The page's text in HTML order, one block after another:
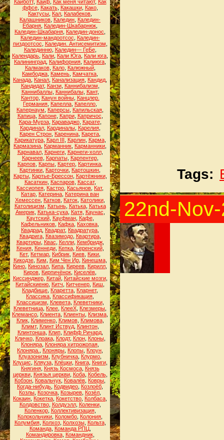
Кайботт, Кайф, Как меня читают, Как
ффсе, Какать, Какашки, Како,
Кактусы Кал Калабеков
Калашников Каледин Каледин-
Ебарня Каледин-Шкабарнюк
Каледин-Шкабарня Каледин-донос
Каледин-мандоотсос
Каледин-
пиздоотсос
Каледин. Антисемитизм
Калединню, Каледин— ГеБе,
Календарь Кали Кали Юга Кали юга
Калининград Калифорния Калиюга
Калмаков, Кало, Калюжный,
Камбоджа Камень Камчатка
Канада Канал Канализация Кандид
Кандидат, Канзи, Каннибализм
Каннибаллы, Каннибалы, Кант,
Кантор, Канун войны, Канцлер.
Германия Капелла Капелло
Капернаум
Каперсы Капильская
Капица, Капоне, Капри, Капричос
Кара-Мурза, Караваджо, Карате,
Кардинал, Кардиналы, Карелия,
Карен Строн Каренина Карета
Карикатура, Карл III Карлин, Карма,
Кармазина Карманник Карманники
Карнавал, Карнеги, Карнеги-холл,
Карнеев, Карпаты, Карпентер,
Карпов Карпы Картер Картинка
Картинки Карточки Картошкин
Карты, Картье-Брессон, Картёжники,
Касаткин, Каспаров, Кассат,
Кассиопея Кастро Касьянов Кат,
Катар Катерина Катерина ван
Хемессен Катков Каток Католики
Католицизм
Катынь, Катька, Катька
Америк, Катька-сука, Катя, Каунас
Каутский, Кауфман, Кафе,
Кафельников Кафка Каховка
Квадрад Квадрат, Квадратура
Квадрига, Квазимодо, Квартира,
Квартиры, Квас Келли, Кембридж,
Кения, Кеннеди, Кепка, Керенский,
Кет, Кетмар Кибрик Киев Кики
Кикодзе, Ким Ким Чен Ир, Кинешма,
Кино Кинозал Кипа Киреев Кирилл
Киров Кирпичёнок Киселёв
Киссинджер, Китай, Китайские мозги,
Китайскиеню Китч Китченер Киш
Кладбище Кларетта Кларнет,
Классика Классификация
Классицизм
Клевета, Клеветники,
Клеветница Клее КлееХ Клезмеры
Клемансо Клиента Клиенты Клизма
Клик, Клименко, Климов, Климова,
Климт, Клинт Иствуд, Клинтон,
Клинтонша, Клип, Клифф Ричард,
Кличко, Клоака, Клодт, Клон, Клоны,
Клоняра Клоняра хитрожопая
Клоняра.
Клоняры Клопы Клоун
Клуазонизм
Клубничка Клурмо
Клуцис
Кляуза, Клёцки, Книга, Книги,
Княгиня, Князь Космоса, Князь
церкви, Князья церкви, Коба, Кобель,
Кобзон Ковальчук Ковалёв Ковры
Когда-нибудь Кодвидео Козлоёб
Козлы Козочка Козырев Козёл
Кокаин Кокетка Кокетство Колбаса
Колдовство, Колдуэлл, Коленки,
Коленкор, Коллективизация,
Колокольчики Коломбо Колония
Колумбия, Колхоз, Колхозы, Кольта,
Команда, Команда РПЦ
Командировка, Командник,
Tags:
22nd-